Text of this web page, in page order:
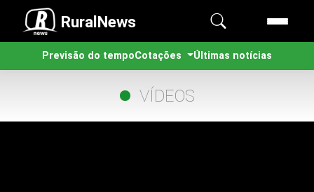
RuralNews
Previsão do tempoCotações Últimas notícias
VÍDEOS